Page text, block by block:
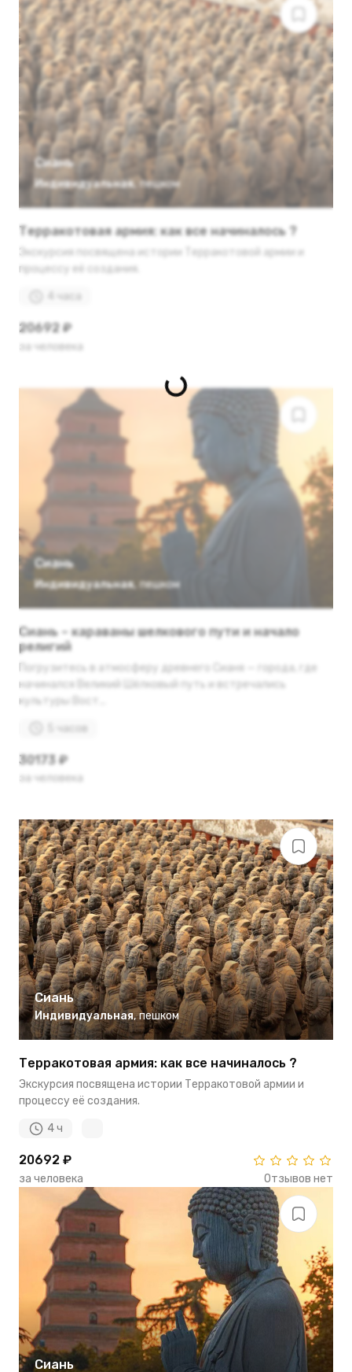
Сиань
Индивидуальная, пешком
Терракотовая армия: как все начиналось ?
Экскурсия посвящена истории Терракотовой армии и
процессу её создания.
4 часа
20692 ₽
за человека
Сиань
Индивидуальная, пешком
Сиань – караваны шелкового пути и начало
религий
Погрузитесь в атмосферу древнего Сианя — города, где
начинался Великий Шёлковый путь и встречались
культуры Вост...
5 часов
30173 ₽
за человека
Сиань
Индивидуальная, пешком
Терракотовая армия: как все начиналось ?
Экскурсия посвящена истории Терракотовой армии и
процессу её создания.
4 ч
20692 ₽
за человека Отзывов нет
Сиань